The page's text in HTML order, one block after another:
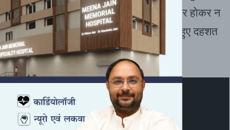
अलग-अलग बाइकों पर तीन-तीन युवक सवार होकर न
बीच सड़क पर जानलेवा करतब दिखाते हुए दहशत